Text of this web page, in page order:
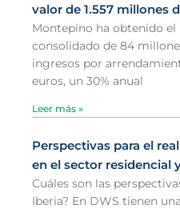
valor de 1.557 millones
Montepino ha obtenido el
consolidado de 84
ingresos por
euros, un 30% anual
Leer más »
Perspectivas para el
en el sector residencial
Cuáles son las
Iberia? En DWS tienen